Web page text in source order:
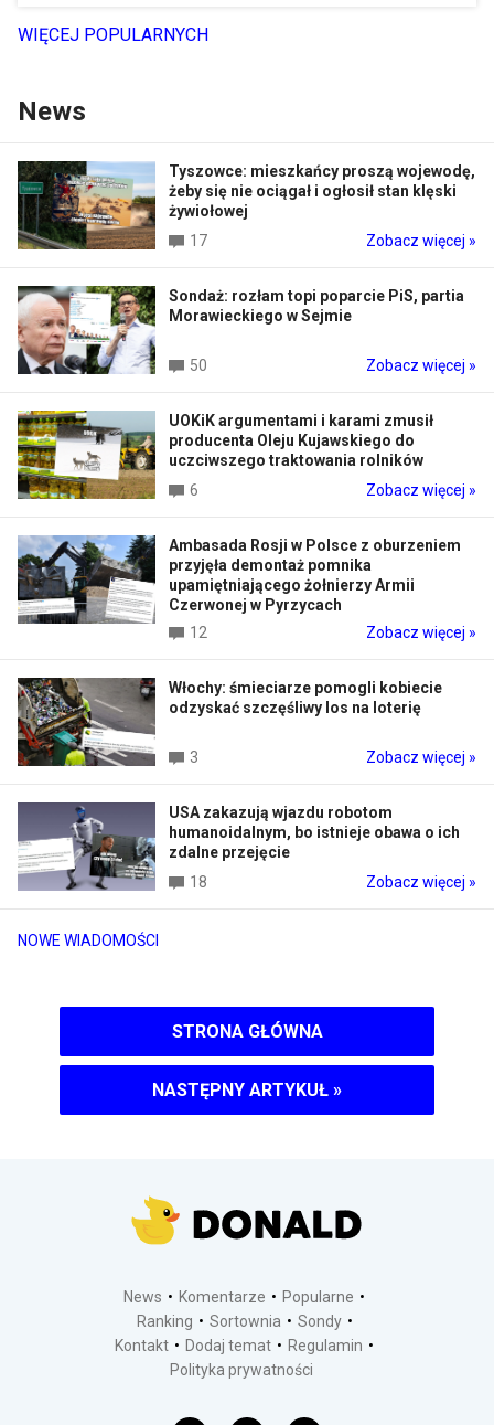
WIĘCEJ POPULARNYCH
News
NOWE WIADOMOŚCI
Tyszowce: mieszkańcy proszą wojewodę,
żeby się nie ociągał i ogłosił stan klęski
żywiołowej
17
Zobacz więcej »
Sondaż: rozłam topi poparcie PiS, partia
Morawieckiego w Sejmie
50 Zobacz więcej »
UOKiK argumentami i karami zmusił
producenta Oleju Kujawskiego do
uczciwszego traktowania rolników
6
Zobacz więcej »
Ambasada Rosji w Polsce z oburzeniem
przyjęła demontaż pomnika
upamiętniającego żołnierzy Armii
Czerwonej w Pyrzycach
12
Zobacz więcej »
Włochy: śmieciarze pomogli kobiecie
odzyskać szczęśliwy los na loterię
3 Zobacz więcej »
USA zakazują wjazdu robotom
humanoidalnym, bo istnieje obawa o ich
zdalne przejęcie
18
Zobacz więcej »
STRONA GŁÓWNA
NASTĘPNY ARTYKUŁ »
News Komentarze
Popularne
Ranking
Sortownia
Sondy
Kontakt
Dodaj temat
Regulamin
Polityka prywatności